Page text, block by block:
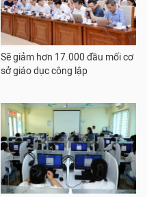
Sẽ giảm hơn 17.000 đầu mối cơ
sở giáo dục công lập